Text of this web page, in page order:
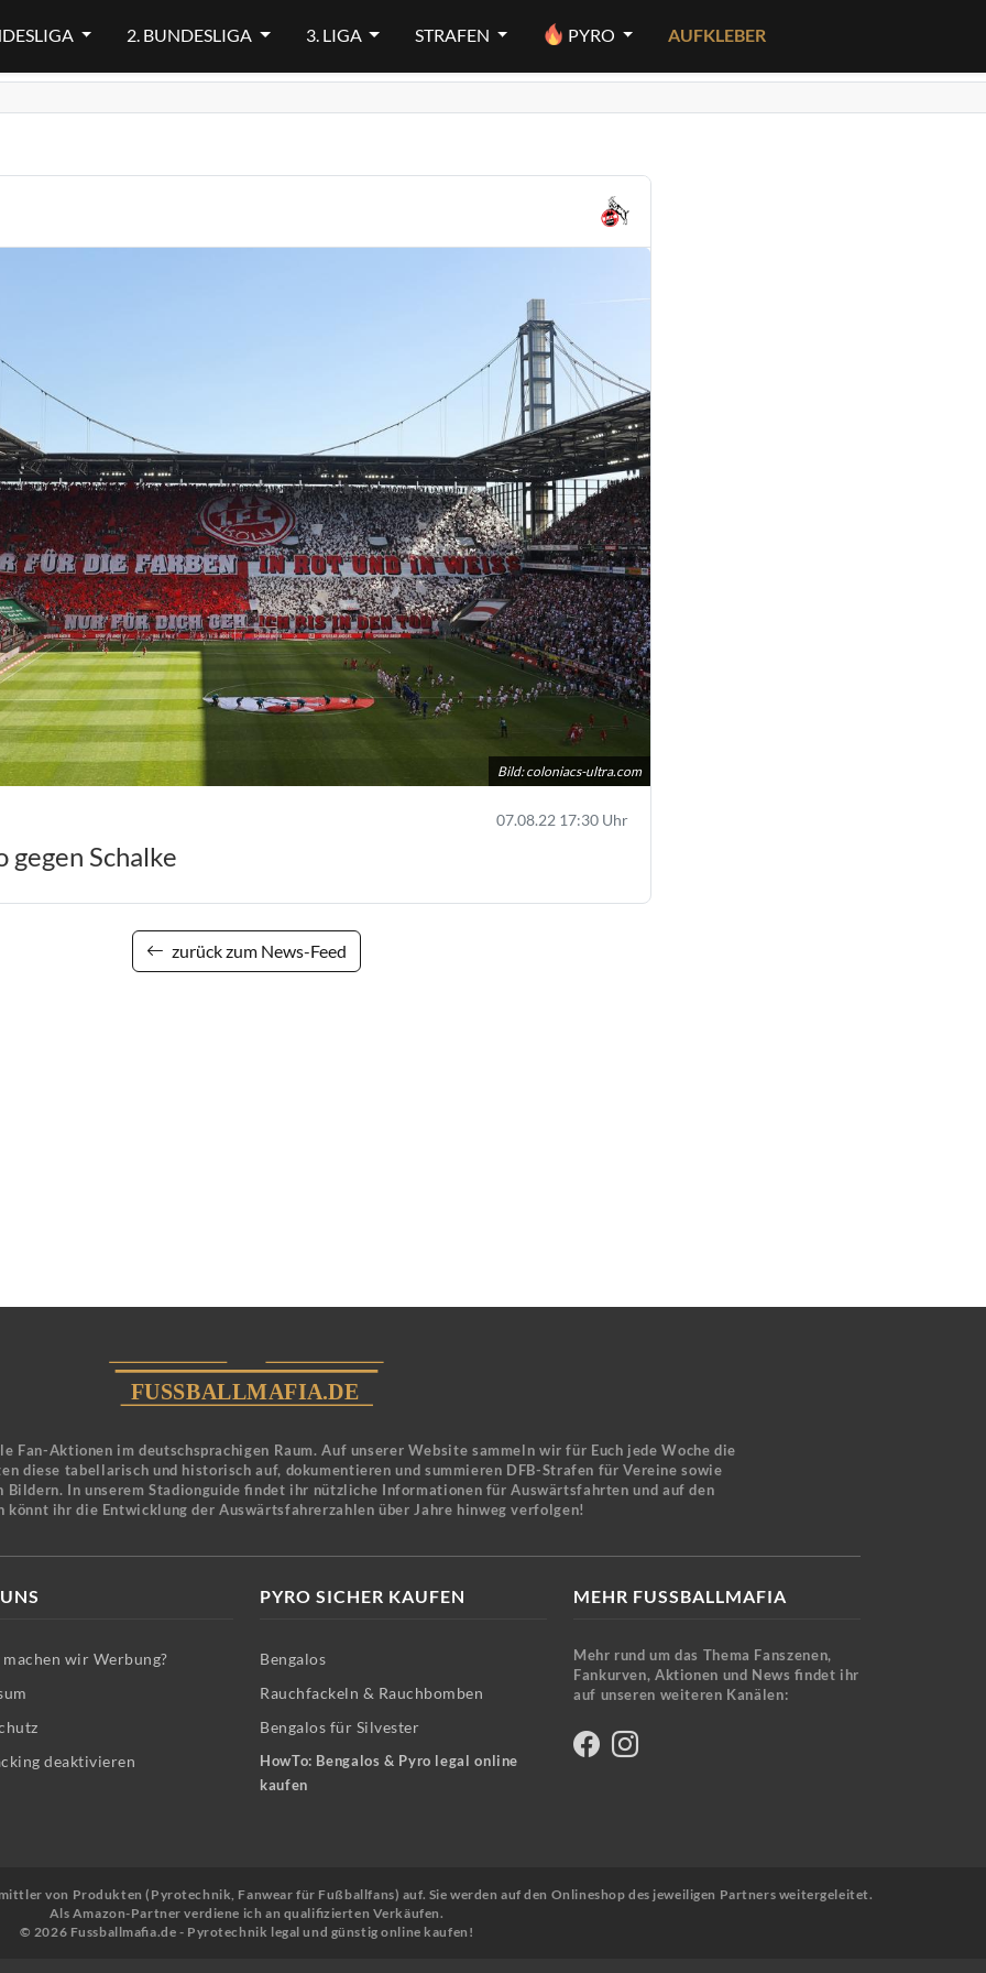
2. BUNDESLIGA 3. LIGA STRAFEN PYRO AUFKLEBER
Bild:coloniacs-ultra.com
07.08.22 17:30 Uhr
gegen Schalke
zurück zum News-Feed
Fan-Aktionen im deutschsprachigen Raum. Auf unserer Website sammeln wir für Euch jede Woche die
diese tabellarisch und historisch auf, dokumentieren und summieren DFB-Strafen für Vereine sowie
Bildern. In unserem Stadionguide findet ihr nützliche Informationen für Auswärtsfahrten und auf den
könnt ihr die Entwicklung der Auswärtsfahrerzahlen über Jahre hinweg verfolgen!
wir Werbung?
deaktivieren
PYRO SICHER KAUFEN
Bengalos
Rauchfackeln & Rauchbomben
Bengalos für Silvester
HowTo: Bengalos & Pyro legal online
kaufen
MEHR FUSSBALLMAFIA
Mehr rund um das Thema Fanszenen,
Fankurven, Aktionen und News findet ihr
auf unseren weiteren Kanälen:
von Produkten (Pyrotechnik, Fanwear für Fußballfans) auf. Sie werden auf den Onlineshop des jeweiligen Partners weitergeleitet.
Als Amazon-Partner verdiene ich an qualifizierten Verkäufen.
© 2026 Fussballmafia.de - Pyrotechnik legal und günstig online kaufen!